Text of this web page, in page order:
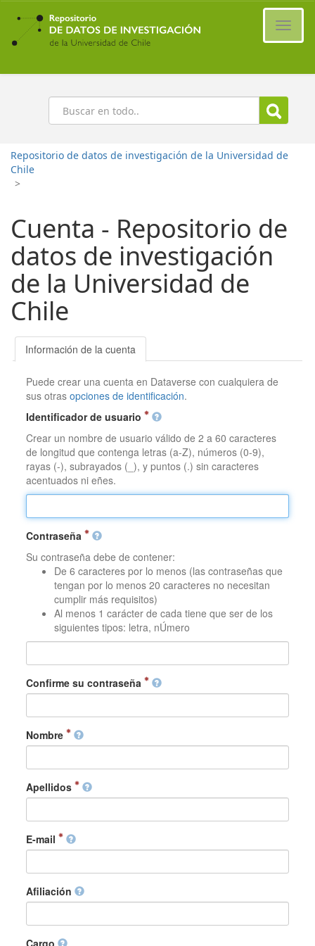
Ir
contenido
principal
Buscar
Repositorio de datos de investigación de la Universidad de
Chile
>
Cuenta - Repositorio de
datos de investigación
de la Universidad de
Chile
Información de la cuenta
Puede crear una cuenta en Dataverse con cualquiera de
sus otrasopciones de identificación.
Identificador de usuario
Crear un nombre de usuario válido de 2 a 60 caracteres
de longitud que contenga letras (a-Z), números (0-9),
rayas (-), subrayados (_), y puntos (.) sin caracteres
acentuados ni eñes.
Contraseña
Su contraseña debe de contener:
De 6 caracteres por lo menos (las contraseñas que
tengan por lo menos 20 caracteres no necesitan
cumplir más requisitos)
Al menos 1 carácter de cada tiene que ser de los
siguientes tipos: letra, nÚmero
Confirme su contraseña
Nombre
Apellidos
E-mail
Afiliación
Cargo